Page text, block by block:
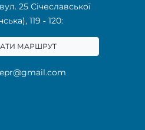
25 Січеславської
119 ‑ 120:
МАРШРУТ